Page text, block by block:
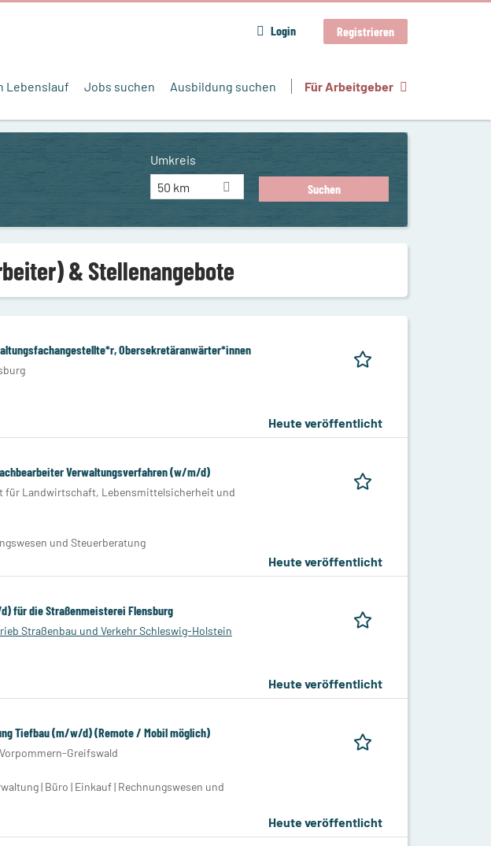
Login Registrieren
Lebenslauf Jobs suchen Ausbildung suchen Für Arbeitgeber
Umkreis
50 km
& Stellenangebote
Obersekretäranwärter*innen
Heute veröffentlicht
Verwaltungsverfahren (w/m/d)
für Landwirtschaft, Lebensmittelsicherheit und
und Steuerberatung
Heute veröffentlicht
für die Straßenmeisterei Flensburg
Straßenbau und Verkehr Schleswig-Holstein
Heute veröffentlicht
Tiefbau (m/w/d) (Remote / Mobil möglich)
Greifswald
| Büro | Einkauf | Rechnungswesen und
Heute veröffentlicht